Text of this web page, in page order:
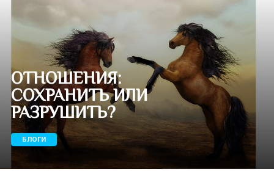
ОТНОШЕНИЯ:
СОХРАНИТЬ ИЛИ
РАЗРУШИТЬ?
БЛОГИ